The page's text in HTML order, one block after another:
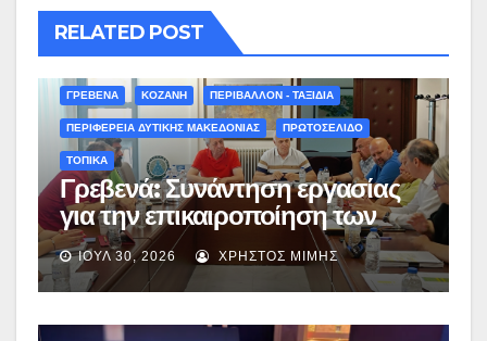
RELATED POST
ΓΡΕΒΕΝΑ ΚΟΖΑΝΗ ΠΕΡΙΒΑΛΛΟΝ - ΤΑΞΙΔΙΑ
ΠΕΡΙΦΕΡΕΙΑ ΔΥΤΙΚΗΣ ΜΑΚΕΔΟΝΙΑΣ ΠΡΩΤΟΣΕΛΙΔΟ
ΤΟΠΙΚΑ
Γρεβενά: Συνάντηση εργασίας
για την επικαιροποίηση των
έργων της Ολοκληρωμένη
Χωρική Επένδυση (Ο.Χ.Ε.)
Γεωπάρκου Γρεβενών –
Κοζάνης – (εικόνες)
ΙΟΎΛ 30, 2026 ΧΡΉΣΤΟΣ ΜΊΜΗΣ